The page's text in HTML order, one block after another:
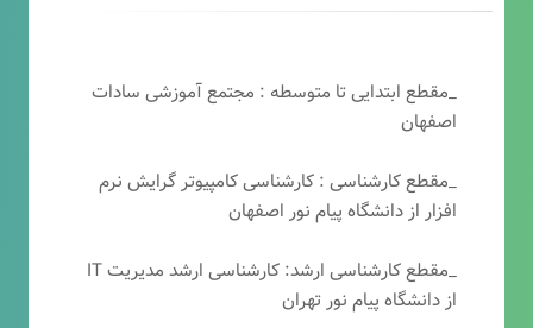
_مقطع ابتدایی تا متوسطه : مجتمع آموزشی سادات
اصفهان
_مقطع کارشناسی : کارشناسی کامپیوتر گرایش نرم
افزار از دانشگاه پیام نور اصفهان
_مقطع کارشناسی ارشد: کارشناسی ارشد مدیریت IT
از دانشگاه پیام نور تهران